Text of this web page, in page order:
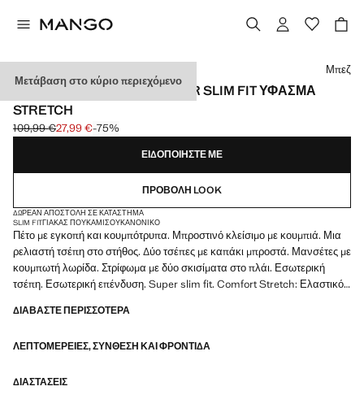
Μετάβαση στο κύριο περιεχόμενο
ΣΑΚΆΚΙ ΚΟΣΤΟΥΜΙΟΎ SUPER SLIM FIT ΎΦΑΣΜΑ
STRETCH
Αρχική τιμή με διαγραφή [109,99 € ]
109,99 €
Ισχύουσα τιμή [27,99 € ]
27,99 €-75%
Διάλεξε χρώμα
Μπεζ
ΕΙΔΟΠΟΙΉΣΤΕ ΜΕ
ΠΡΟΒΟΛΉ LOOK
ΔΩΡΕΆΝ ΑΠΟΣΤΟΛΉ ΣΕ ΚΑΤΆΣΤΗΜΑ
SLIM FITΓΙΑΚΆΣ ΠΟΥΚΆΜΙΣΟΥΚΑΝΟΝΙΚΌ
Πέτο με εγκοπή και κουμπότρυπα. Μπροστινό κλείσιμο με κουμπιά. Μια
ρελιαστή τσέπη στο στήθος. Δύο τσέπες με καπάκι μπροστά. Μανσέτες με
κουμπωτή λωρίδα. Στρίφωμα με δύο σκισίματα στο πλάι. Εσωτερική
τσέπη. Εσωτερική επένδυση. Super slim fit. Comfort Stretch: Ελαστικό
μπροστινό μέρος. Τσέπη με ρέλι στο στήθος. Μακριά μανίκια με
ραπτικής
ΔΙΑΒΆΣΤΕ ΠΕΡΙΣΣΌΤΕΡΑ
ΛΕΠΤΟΜΈΡΕΙΕΣ, ΣΎΝΘΕΣΗ ΚΑΙ ΦΡΟΝΤΊΔΑ
ΔΙΑΣΤΆΣΕΙΣ